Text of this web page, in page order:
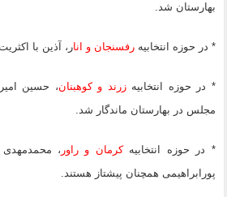
بهارستان شد.
* در حوزه انتخابیه رفسنجان و انار، آذین با
* در حوزه انتخابیهزرند و کوهبنان، حسین
مجلس در بهارستان ماندگار شد.
* در حوزه انتخابیهکرمان و راور ،
پورابراهیمی همچنان پیشتاز هستند.